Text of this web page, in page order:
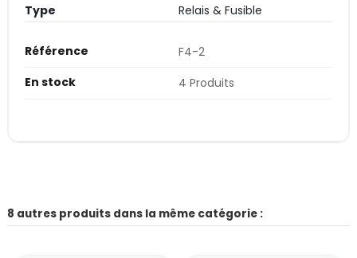
Type Relais & Fusible
Référence
F4-2
En stock
4 Produits
8 autres produits dans la même catégorie :